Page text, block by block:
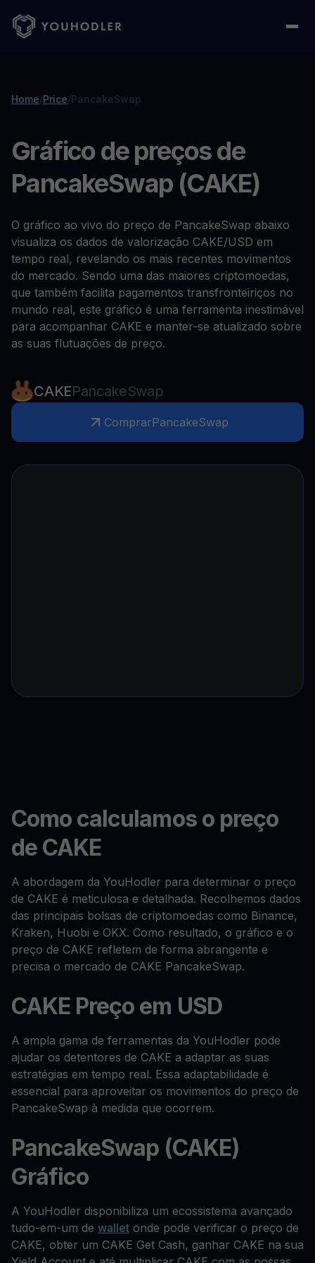
Home/Price/PancakeSwap
Gráfico de preços de
PancakeSwap (CAKE)
O gráfico ao vivo do preço de PancakeSwap abaixo
visualiza os dados de valorização CAKE/USD em
tempo real, revelando os mais recentes movimentos
do mercado. Sendo uma das maiores criptomoedas,
que também facilita pagamentos transfronteiriços no
mundo real, este gráfico é uma ferramenta inestimável
para acompanhar CAKE e manter-se atualizado sobre
as suas flutuações de preço.
CAKEPancakeSwap
ComprarPancakeSwap
Como calculamos o preço
de CAKE
A abordagem da YouHodler para determinar o preço
de CAKE é meticulosa e detalhada. Recolhemos dados
das principais bolsas de criptomoedas como Binance,
Kraken, Huobi e OKX. Como resultado, o gráfico e o
preço de CAKE refletem de forma abrangente e
precisa o mercado de CAKE PancakeSwap.
CAKE Preço em USD
A ampla gama de ferramentas da YouHodler pode
ajudar os detentores de CAKE a adaptar as suas
estratégias em tempo real. Essa adaptabilidade é
essencial para aproveitar os movimentos do preço de
PancakeSwap à medida que ocorrem.
PancakeSwap (CAKE)
Gráfico
A YouHodler disponibiliza um ecossistema avançado
tudo-em-um de wallet onde pode verificar o preço de
CAKE, obter um CAKE Get Cash, ganhar CAKE na sua